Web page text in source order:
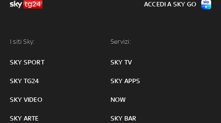
I siti Sky:
SKY SPORT
SKY TG24
SKY VIDEO
SKY ARTE
Servizi:
SKY TV
SKY APPS
NOW
SKY BAR
ACCEDI A SKY GO